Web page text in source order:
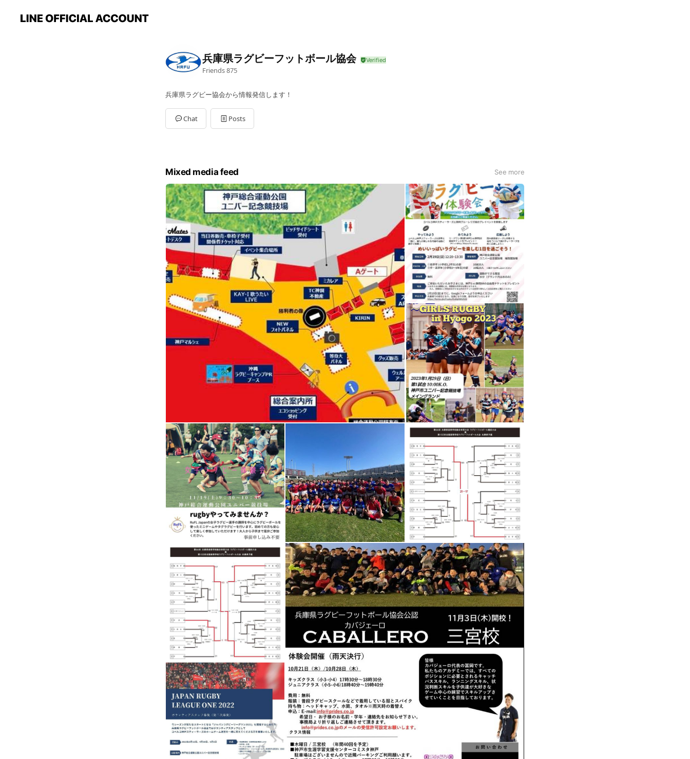
兵庫県ラグビーフットボール協会
Friends875
兵庫県ラグビー協会から情報発信します！
Chat Posts
Mixed media feed See more